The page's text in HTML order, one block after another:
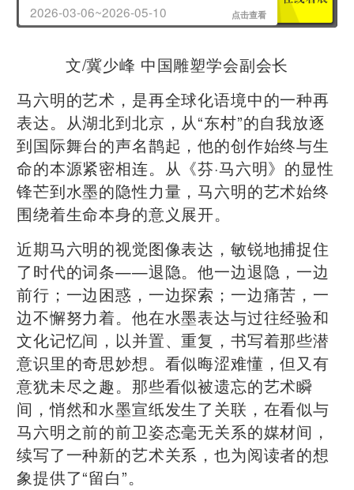
2026-03-06~2026-05-10 点击查看
​文/冀少峰 中国雕塑学会副会长
马六明的艺术，是再全球化语境中的一种再
表达。从湖北到北京，从“东村”的自我放逐
到国际舞台的声名鹊起，他的创作始终与生
命的本源紧密相连。从《芬·马六明》的显性
锋芒到水墨的隐性力量，马六明的艺术始终
围绕着生命本身的意义展开。
近期马六明的视觉图像表达，敏锐地捕捉住
了时代的词条——退隐。他一边退隐，一边
前行；一边困惑，一边探索；一边痛苦，一
边不懈努力着。他在水墨表达与过往经验和
文化记忆间，以并置、重复，书写着那些潜
意识里的奇思妙想。看似晦涩难懂，但又有
意犹未尽之趣。那些看似被遗忘的艺术瞬
间，悄然和水墨宣纸发生了关联，在看似与
马六明之前的前卫姿态毫无关系的媒材间，
续写了一种新的艺术关系，也为阅读者的想
象提供了“留白”。